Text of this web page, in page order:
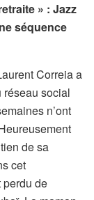
» : Jazz
séquence
Correia a
réseau social
n’ont
de sa
cet
perdu de